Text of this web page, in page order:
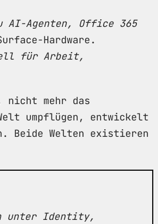
AI-Agenten, Office 365
Hardware.
für Arbeit,
nicht mehr das
umpflügen, entwickelt
Beide Welten existieren
unter Identity,